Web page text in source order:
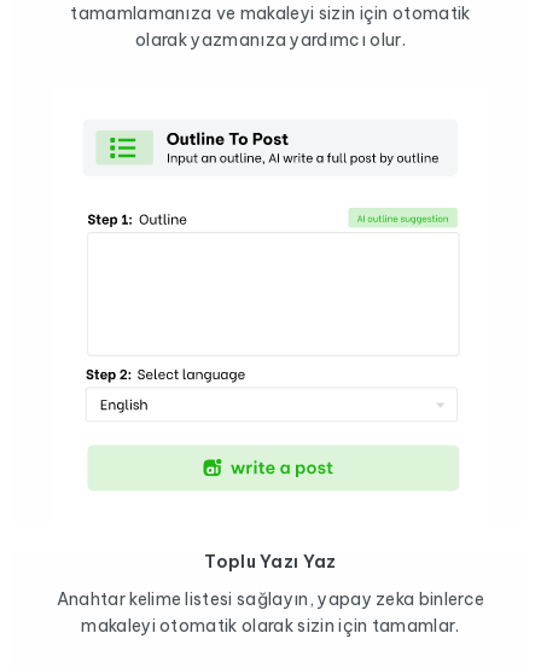
tamamlamanıza ve makaleyi sizin için otomatik
olarak yazmanıza yardımcı olur.
Toplu Yazı Yaz
Anahtar kelime listesi sağlayın, yapay zeka binlerce
makaleyi otomatik olarak sizin için tamamlar.